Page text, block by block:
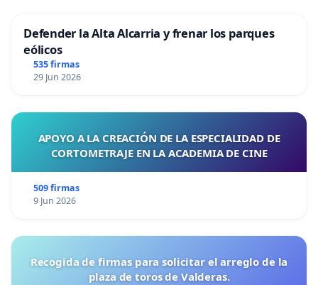
Defender la Alta Alcarria y frenar los parques
eólicos
535 firmas
29 Jun 2026
APOYO A LA CREACIÓN DE LA ESPECIALIDAD DE
CORTOMETRAJE EN LA ACADEMIA DE CINE
509 firmas
9 Jun 2026
Recogida de firmas para solicitar el arreglo de la
plaza de toros de Valderas.